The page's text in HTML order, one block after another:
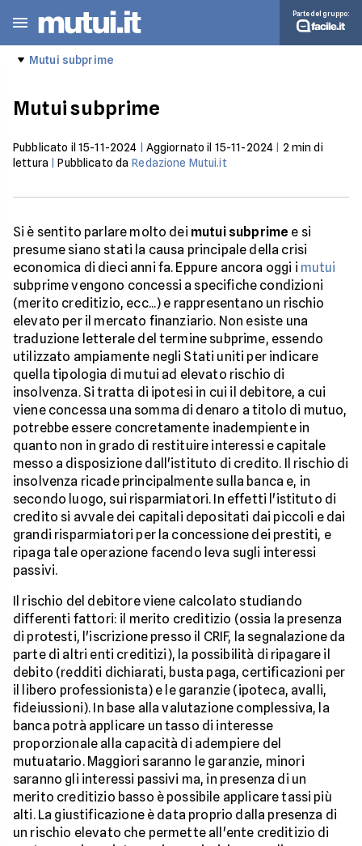
Parte del gruppo:
Mutui subprime
Mutui subprime
Pubblicato il 15-11-2024 Aggiornato il 15-11-2024 2 min di
lettura |Pubblicato da Redazione Mutui.it
Si è sentito parlare molto dei mutui subprime e si
presume siano stati la causa principale della crisi
economica di dieci anni fa. Eppure ancora oggi i mutui
subprime vengono concessi a specifiche condizioni
(merito creditizio, ecc...) e rappresentano un rischio
elevato per il mercato finanziario. Non esiste una
traduzione letterale del termine subprime, essendo
utilizzato ampiamente negli Stati uniti per indicare
quella tipologia di mutui ad elevato rischio di
insolvenza. Si tratta di ipotesi in cui il debitore, a cui
viene concessa una somma di denaro a titolo di mutuo,
potrebbe essere concretamente inadempiente in
quanto non in grado di restituire interessi e capitale
messo a disposizione dall'istituto di credito. Il rischio di
insolvenza ricade principalmente sulla banca e, in
secondo luogo, sui risparmiatori. In effetti l'istituto di
credito si avvale dei capitali depositati dai piccoli e dai
grandi risparmiatori per la concessione dei prestiti, e
ripaga tale operazione facendo leva sugli interessi
passivi.
Il rischio del debitore viene calcolato studiando
differenti fattori: il merito creditizio (ossia la presenza
di protesti, l'iscrizione presso il CRIF, la segnalazione da
parte di altri enti creditizi), la possibilità di ripagare il
debito (redditi dichiarati, busta paga, certificazioni per
il libero professionista) e le garanzie (ipoteca, avalli,
fideiussioni). In base alla valutazione complessiva, la
banca potrà applicare un tasso di interesse
proporzionale alla capacità di adempiere del
mutuatario. Maggiori saranno le garanzie, minori
saranno gli interessi passivi ma, in presenza di un
merito creditizio basso è possibile applicare tassi più
alti. La giustificazione è data proprio dalla presenza di
un rischio elevato che permette all'ente creditizio di